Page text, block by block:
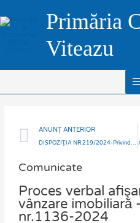
to
Primăria
Viteazu
Prev
ANUNȚ ANTERIOR
DISPOZIŢIA NR.219/2024-Privind stabilirea locurilor speciale de afișaj electoral privind organizarea și desfășurarea alegerilor pentru Președintele României din anul 2024.
Comunicate
Proces verbal
vânzare imobiliară
nr.1136-2024